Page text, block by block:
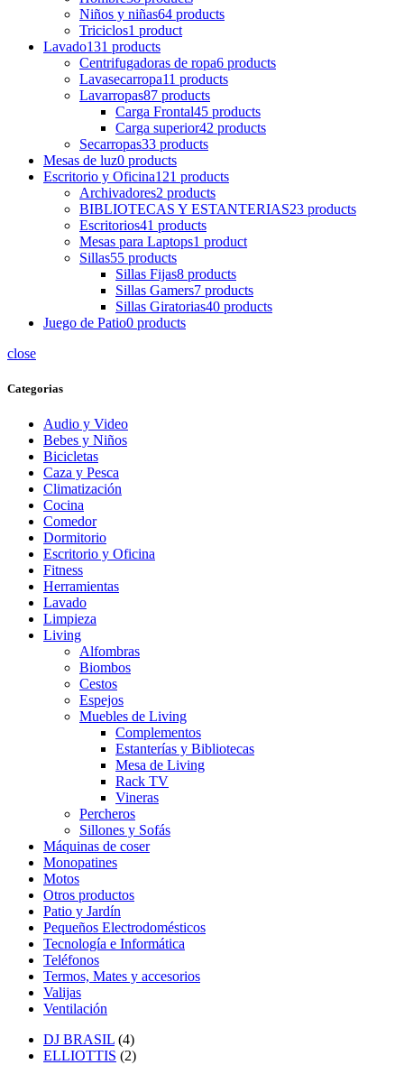
Niños y niñas64 products
Triciclos1 product
Lavado131 products
Centrifugadoras de ropa6 products
Lavasecarropa11 products
Lavarropas87 products
Carga Frontal45 products
Carga superior42 products
Secarropas33 products
Mesas de luz0 products
Escritorio y Oficina121 products
Archivadores2 products
BIBLIOTECAS Y ESTANTERIAS23 products
Escritorios41 products
Mesas para Laptops1 product
Sillas55 products
Sillas Fijas8 products
Sillas Gamers7 products
Sillas Giratorias40 products
Juego de Patio0 products
close
Categorias
Audio y Video
Bebes y Niños
Bicicletas
Caza y Pesca
Climatización
Cocina
Comedor
Dormitorio
Escritorio y Oficina
Fitness
Herramientas
Lavado
Limpieza
Living
Alfombras
Biombos
Cestos
Espejos
Muebles de Living
Complementos
Estanterías y Bibliotecas
Mesa de Living
Rack TV
Vineras
Percheros
Sillones y Sofás
Máquinas de coser
Monopatines
Motos
Otros productos
Patio y Jardín
Pequeños Electrodomésticos
Tecnología e Informática
Teléfonos
Termos, Mates y accesorios
Valijas
Ventilación
DJ BRASIL (4)
ELLIOTTIS (2)